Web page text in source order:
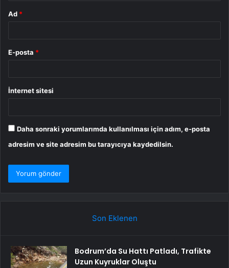
Ad *
E-posta *
İnternet sitesi
Daha sonraki yorumlarımda kullanılması için adım, e-posta
adresim ve site adresim bu tarayıcıya kaydedilsin.
Son Eklenen
Bodrum’da Su Hattı Patladı, Trafikte
Uzun Kuyruklar Oluştu